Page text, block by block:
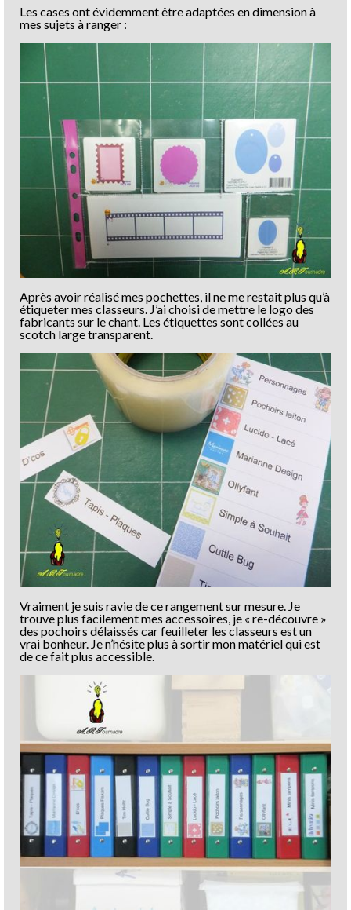
Les cases ont évidemment être adaptées en dimension à
mes sujets à ranger :
Après avoir réalisé mes pochettes, il ne me restait plus qu’à
étiqueter mes classeurs. J’ai choisi de mettre le logo des
fabricants sur le chant. Les étiquettes sont collées au
scotch large transparent.
Vraiment je suis ravie de ce rangement sur mesure. Je
trouve plus facilement mes accessoires, je « re-découvre »
des pochoirs délaissés car feuilleter les classeurs est un
vrai bonheur. Je n’hésite plus à sortir mon matériel qui est
de ce fait plus accessible.